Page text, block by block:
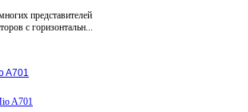
представителей
с горизонтальн...
A701